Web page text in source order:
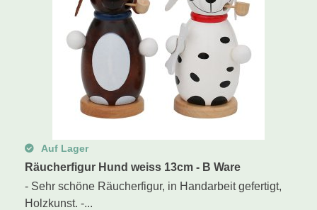
Auf Lager
Räucherfigur Hund weiss 13cm - B Ware
- Sehr schöne Räucherfigur, in Handarbeit gefertigt,
Holzkunst. -...